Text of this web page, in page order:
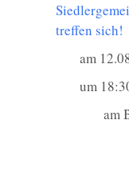
treffen sich!
am
um
am